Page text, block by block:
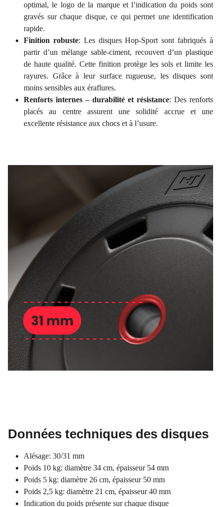
optimal, le logo de la marque et l’indication du poids sont
gravés sur chaque disque, ce qui permet une identification
rapide.
Finition robuste: Les disques Hop-Sport sont fabriqués à
partir d’un mélange sable-ciment, recouvert d’un plastique
de haute qualité. Cette finition protège les sols et limite les
rayures. Grâce à leur surface rugueuse, les disques sont
moins sensibles aux éraflures.
Renforts internes – durabilité et résistance: Des renforts
placés au centre assurent une solidité accrue et une
excellente résistance aux chocs et à l’usure.
Données techniques des disques
Alésage: 30/31 mm
Poids 10 kg: diamètre 34 cm, épaisseur 54 mm
Poids 5 kg: diamètre 26 cm, épaisseur 50 mm
Poids 2,5 kg: diamètre 21 cm, épaisseur 40 mm
Indication du poids présente sur chaque disque